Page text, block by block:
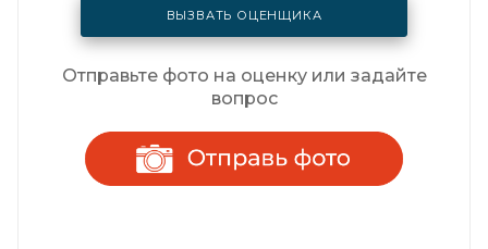
ВЫЗВАТЬ ОЦЕНЩИКА
Отправьте фото на оценку или задайте
вопрос